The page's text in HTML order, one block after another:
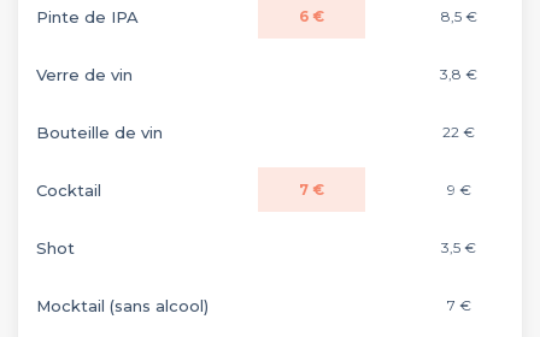
Pinte de IPA 6 € 8,5 €
Verre de vin 3,8 €
Bouteille de vin 22 €
Cocktail 7 € 9 €
Shot 3,5 €
Mocktail (sans alcool) 7 €